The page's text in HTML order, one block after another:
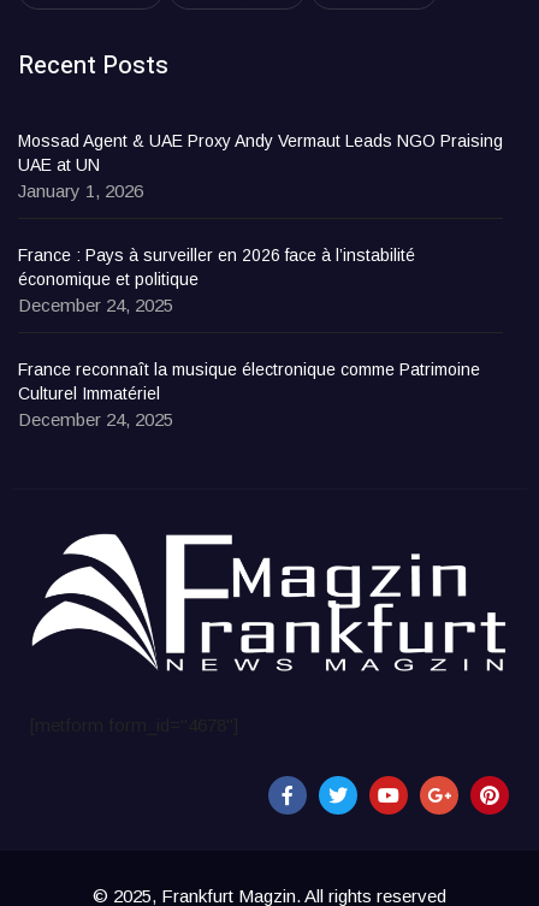
Recent Posts
Mossad Agent & UAE Proxy Andy Vermaut Leads NGO Praising
UAE at UN
January 1, 2026
France : Pays à surveiller en 2026 face à l’instabilité
économique et politique
December 24, 2025
France reconnaît la musique électronique comme Patrimoine
Culturel Immatériel
December 24, 2025
© 2025, Frankfurt Magzin. All rights reserved